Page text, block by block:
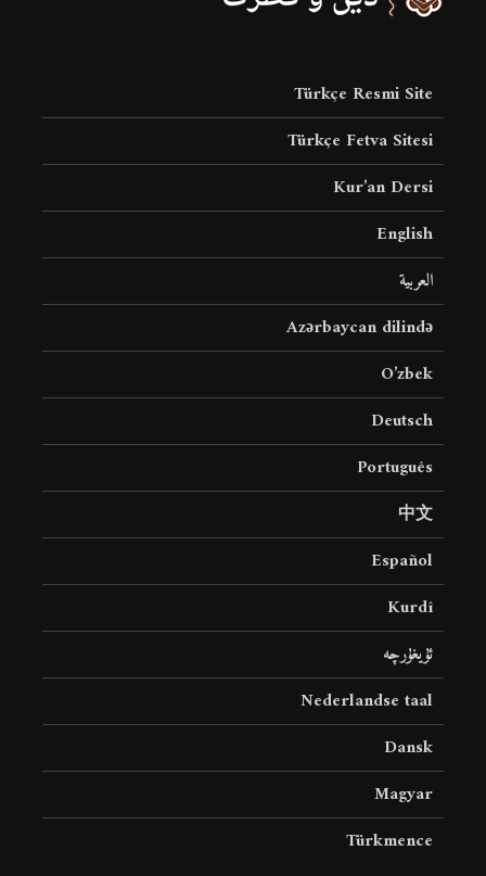
Türkçe Resmi Site
Türkçe Fetva Sitesi
Kur’an Dersi
English
العربية
Azərbaycan dilində
O’zbek
Deutsch
Português
中文
Español
Kurdî
ئۇيغۇرچە
Nederlandse taal
Dansk
Magyar
Türkmence